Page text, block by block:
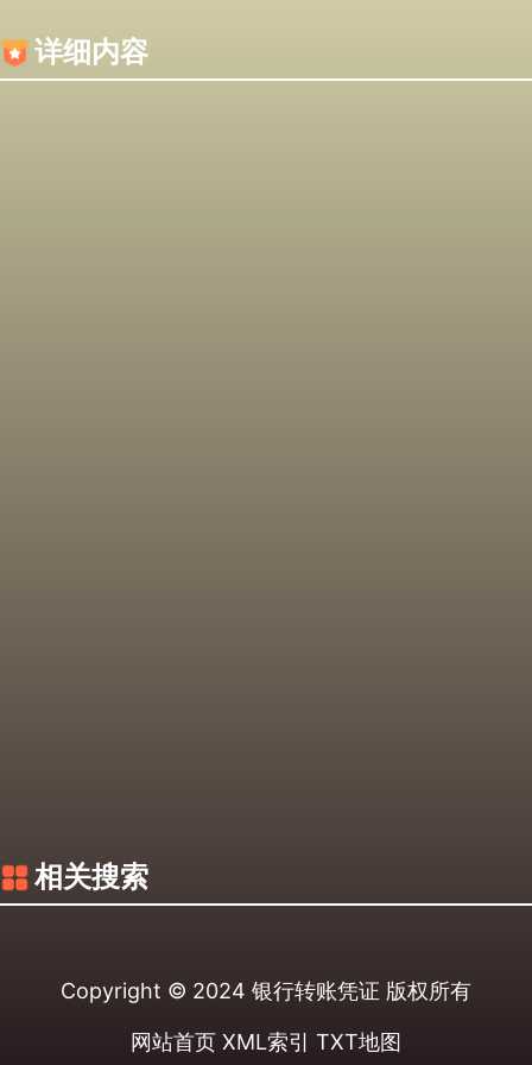
详细内容
相关搜索
Copyright © 2024 银行转账凭证 版权所有
网站首页 XML索引 TXT地图